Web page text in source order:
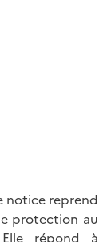
notice reprend
protection au
répond à